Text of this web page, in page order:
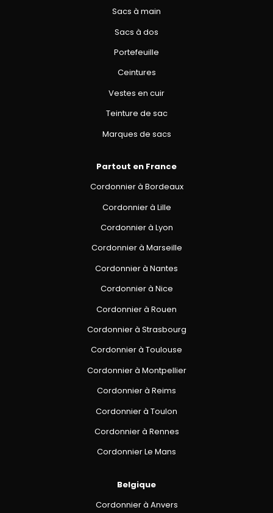
Sacs à main
Sacs à dos
Portefeuille
Ceintures
Vestes en cuir
Teinture de sac
Marques de sacs
Partout en France
Cordonnier à Bordeaux
Cordonnier à Lille
Cordonnier à Lyon
Cordonnier à Marseille
Cordonnier à Nantes
Cordonnier à Nice
Cordonnier à Rouen
Cordonnier à Strasbourg
Cordonnier à Toulouse
Cordonnier à Montpellier
Cordonnier à Reims
Cordonnier à Toulon
Cordonnier à Rennes
Cordonnier Le Mans
Belgique
Cordonnier à Anvers